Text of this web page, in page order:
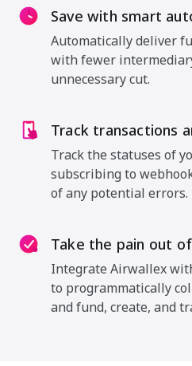
Save with smart
Automatically deliver
with fewer
unnecessary cut.
Track transactions
Track the statuses of
subscribing to
of any potential errors.
Take the pain out
Integrate Airwallex
to programmatically
and fund, create, and